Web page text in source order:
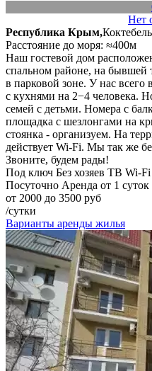
Нет
Республика Крым,
Расстояние до моря: ≈400м
Наш гостевой дом
спальном районе, на бывшей
в парковой зоне. У нас всего
с кухнями на 2−4 человека.
семей с детьми. Номера с
площадка с шезлонгами на
стоянка - организуем. На
действует Wi-Fi. Мы так же
Звоните, будем рады!
Под ключ Без хозяев ТВ Wi-Fi
Посуточно Аренда от 1 суток
от 2000 до 3500 руб
/сутки
Варианты аренды жилья